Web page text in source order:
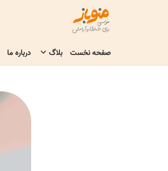
صفحه نخست بلاگ درباره ما